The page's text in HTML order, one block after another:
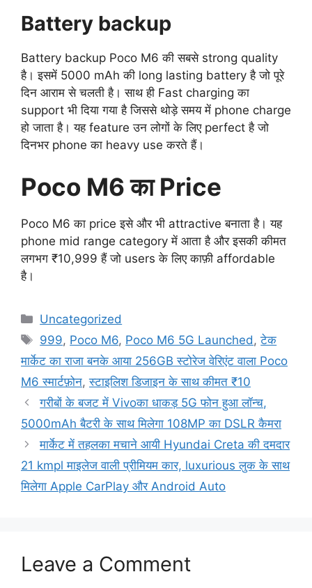
Battery backup
Battery backup Poco M6 की सबसे strong quality
है। इसमें 5000 mAh की long lasting battery है जो पूरे
दिन आराम से चलती है। साथ ही Fast charging का
support भी दिया गया है जिससे थोड़े समय में phone charge
हो जाता है। यह feature उन लोगों के लिए perfect है जो
दिनभर phone का heavy use करते हैं।
Poco M6 का Price
Poco M6 का price इसे और भी attractive बनाता है। यह
phone mid range category में आता है और इसकी कीमत
लगभग ₹10,999 हैं जो users के लिए काफ़ी affordable
है।
Categories
Uncategorized
Tags
999, Poco M6, Poco M6 5G Launched ,टेक
मार्केट का राजा बनके आया 256GB स्टोरेज वेरिएंट वाला Poco
M6 स्मार्टफ़ोन,स्टाइलिश डिजाइन के साथ कीमत ₹10
गरीबों के बजट में Vivoका धाकड़ 5G फोन हुआ लॉन्च,
5000mAh बैटरी के साथ मिलेगा 108MP का DSLR कैमरा
मार्केट में तहलका मचाने आयी Hyundai Creta की दमदार
21 kmpl माइलेज वाली प्रीमियम कार, luxurious लुक के साथ
मिलेगा Apple CarPlay और Android Auto
Leave a Comment